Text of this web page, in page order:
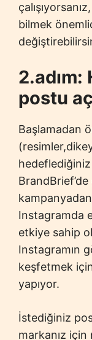
bilmek
postu
Başlamadan
hedeflediğiniz
Instagramda
etkiye sahip
Instagramın
keşfetmek
yapıyor.
İstediğiniz
markanız için